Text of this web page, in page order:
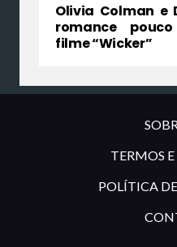
Olivia Colman e
romance
filme “Wicker”
TERMOS
POLÍTICA